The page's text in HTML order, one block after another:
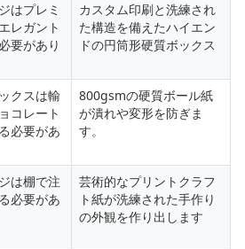
はプレミ
レガント
要があり
カスタム印刷と洗練され
た構造を備えたハイエン
ドの円筒形硬質ボックス
クスは輸
コレート
必要があ
800gsmの硬質ボール紙
が潰れや変形を防ぎま
す。
は棚で注
必要があ
芸術的なプリントクラフ
ト紙が洗練された手作り
の外観を作り出します